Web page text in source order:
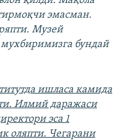
эмасман.
Музей
бундай
ишласа камида
Илмий даражаси
эса 1
оляпти. Чегарани